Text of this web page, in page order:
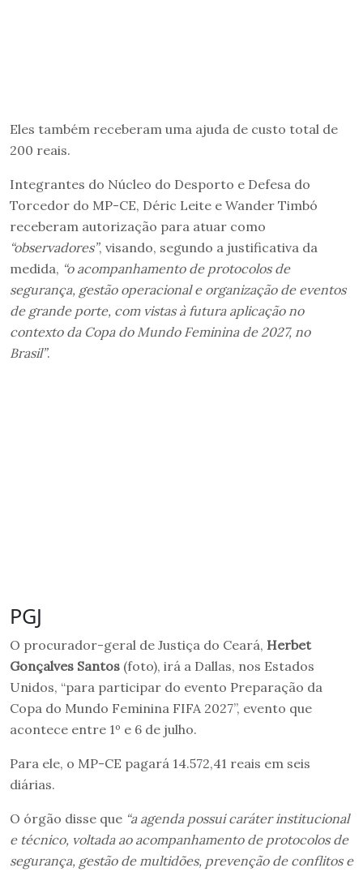
Eles também receberam uma ajuda de custo total de
200 reais.
Integrantes do Núcleo do Desporto e Defesa do
Torcedor do MP-CE, Déric Leite e Wander Timbó
receberam autorização para atuar como
“observadores”, visando, segundo a justificativa da
medida, “o acompanhamento de protocolos de
segurança, gestão operacional e organização de eventos
de grande porte, com vistas à futura aplicação no
contexto da Copa do Mundo Feminina de 2027, no
Brasil”.
PGJ
O procurador-geral de Justiça do Ceará, Herbet
Gonçalves Santos (foto), irá a Dallas, nos Estados
Unidos, “para participar do evento Preparação da
Copa do Mundo Feminina FIFA 2027”, evento que
acontece entre 1º e 6 de julho.
Para ele, o MP-CE pagará 14.572,41 reais em seis
diárias.
O órgão disse que “a agenda possui caráter institucional
e técnico, voltada ao acompanhamento de protocolos de
segurança, gestão de multidões, prevenção de conflitos e